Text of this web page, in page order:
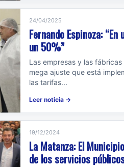
24/04/2025
Fernando Espinoza:
un 50%”
Las empresas y las
mega ajuste que está
las tarifas...
Leer noticia →
19/12/2024
La Matanza: El
de los servicios